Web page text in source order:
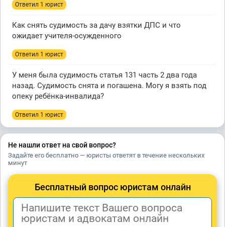
Ответил 1 юрист
Как снять судимость за дачу взятки ДПС и что
ожидает учителя-осужденного
Ответил 1 юрист
У меня была судимость статья 131 часть 2 два года
назад. Судимость снята и погашена. Могу я взять под
опеку ребёнка-инвалида?
Ответил 1 юрист
Не нашли ответ на свой вопрос?
Задайте его бесплатно — юристы ответят в течение нескольких
минут
Бесплатный вопрос юристам онлайн